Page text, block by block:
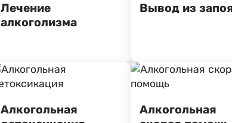
Лечение
алкоголизма
Вывод из
Алкогольная
Алкогольная